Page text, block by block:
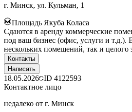
г. Минск, ул. Кульман, 1
Площадь Якуба Коласа
Сдаются в аренду коммерческие
под ваш бизнес (офис, услуги и т.д.).
нескольких помещений, так и целого
Контакты
Написать
18.05.2026 ID 4122593
Контактное лицо
недалеко от г. Минск